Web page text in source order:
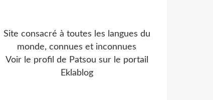
Site consacré à toutes les langues du
monde, connues et inconnues
Voir le profil de Patsou sur le portail
Eklablog